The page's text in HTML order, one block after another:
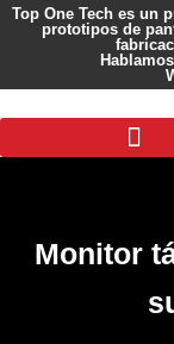
Top One Tech es un
prototipos de
Monitor